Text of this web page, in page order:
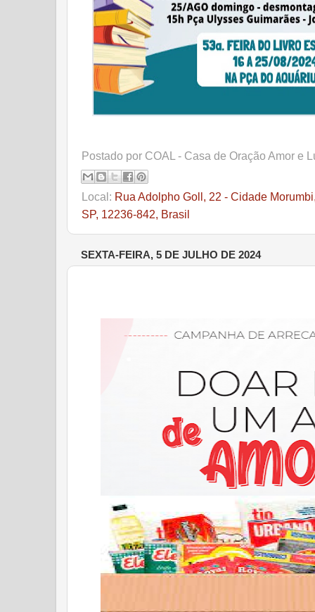
Postado por COAL - Casa de Oração Amor e
Local: Rua Adolpho Goll, 22 - Cidade
SP, 12236-842, Brasil
SEXTA-FEIRA, 5 DE JULHO DE 2024